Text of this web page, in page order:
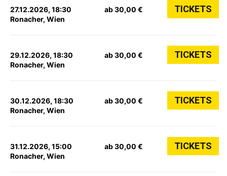
27.12.2026, 18:30
Ronacher, Wien
ab 30,00 € TICKETS
29.12.2026, 18:30
Ronacher, Wien
ab 30,00 € TICKETS
30.12.2026, 18:30
Ronacher, Wien
ab 30,00 € TICKETS
31.12.2026, 15:00
Ronacher, Wien
ab 30,00 € TICKETS